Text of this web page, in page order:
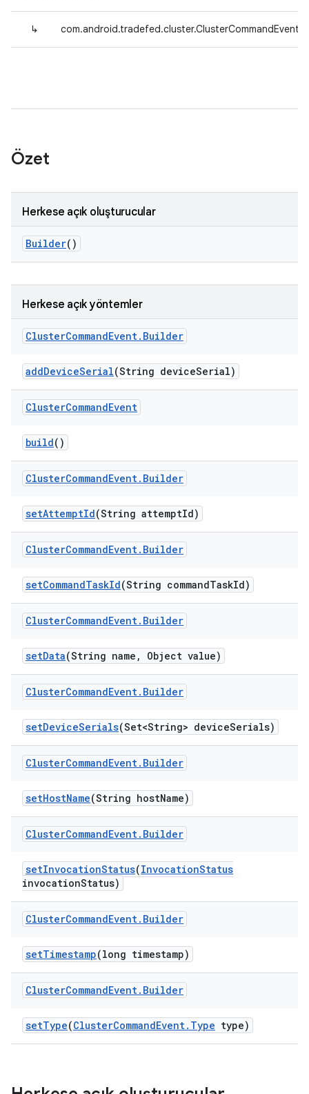
↳
Özet
Herkese açık oluşturucular
Builder()
Herkese açık yöntemler
ClusterCommandEvent. Builder
addDeviceSerial(String deviceSerial)
ClusterCommandEvent
build()
ClusterCommandEvent. Builder
setAttemptId(String attemptId)
ClusterCommandEvent. Builder
setCommandTaskId(String commandTaskId)
ClusterCommandEvent. Builder
setData(String name , Object value)
ClusterCommandEvent. Builder
setDeviceSerials(Set<String> deviceSerials)
ClusterCommandEvent. Builder
setHostName(String hostName)
ClusterCommandEvent. Builder
setInvocationStatus(InvocationStatus
invocationStatus)
ClusterCommandEvent. Builder
setTimestamp(long timestamp)
ClusterCommandEvent. Builder
setType(ClusterCommandEvent. Type type)